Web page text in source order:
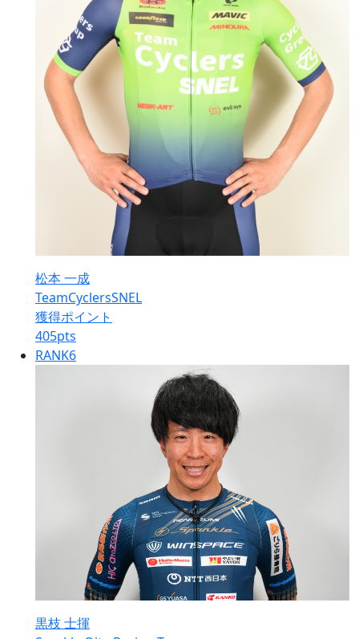
松本 一成
TeamCyclersSNEL
獲得ポイント
405pts
RANK6
黒枝 士揮